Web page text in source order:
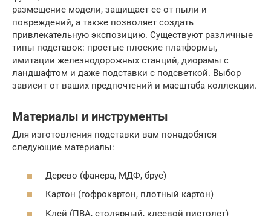
размещение модели, защищает ее от пыли и
повреждений, а также позволяет создать
привлекательную экспозицию. Существуют различные
типы подставок: простые плоские платформы,
имитации железнодорожных станций, диорамы с
ландшафтом и даже подставки с подсветкой. Выбор
зависит от ваших предпочтений и масштаба коллекции.
Материалы и инструменты
Для изготовления подставки вам понадобятся
следующие материалы:
Дерево (фанера, МДФ, брус)
Картон (гофрокартон, плотный картон)
Клей (ПВА, столярный, клеевой пистолет)